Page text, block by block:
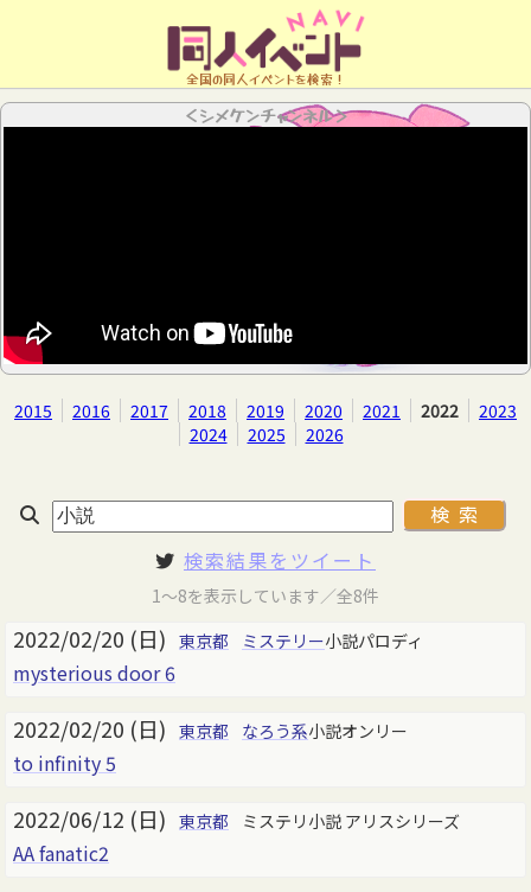
全国の同人イベントを検索！
＜シメケンチャンネル＞
2015 2016 2017 2018 2019 2020 2021 2022
2023
2024
2025 2026
検索結果をツイート
1～8を表示しています／全8件
2022/02/20 (日) 東京都 ミステリー小説パロディ
mysterious door 6
2022/02/20 (日) 東京都 なろう系小説オンリー
to infinity 5
2022/06/12 (日) 東京都 ミステリ小説 アリスシリーズ
AA fanatic2